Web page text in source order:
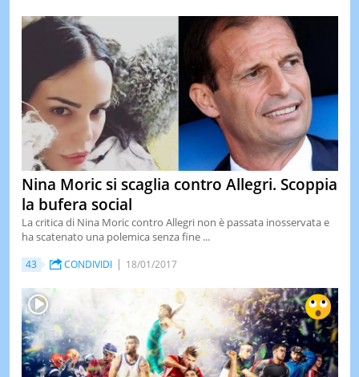
Nina Moric si scaglia contro Allegri. Scoppia
la bufera social
La critica di Nina Moric contro Allegri non è passata inosservata e
ha scatenato una polemica senza fine ...
43 CONDIVIDI 18/01/2017